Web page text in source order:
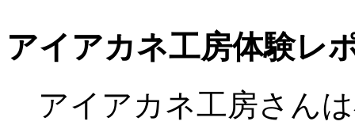
アイアカネ工房体験レ
アイアカネ工房さん